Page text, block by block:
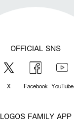
OFFICIAL SNS
X Facebook YouTube
LOGOS FAMILY APP